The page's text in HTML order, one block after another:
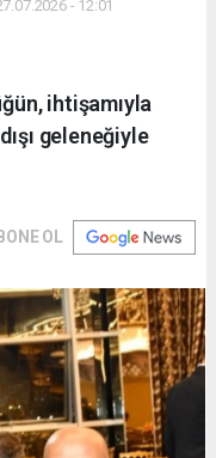
- 12:01
ihtişamıyla
geleneğiyle
OL